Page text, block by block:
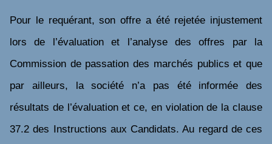
Pour le requérant, son offre a été rejetée injustement
lors de l’évaluation et l’analyse des offres par la
Commission de passation des marchés publics et que
par ailleurs, la société n’a pas été informée des
résultats de l’évaluation et ce, en violation de la clause
37.2 des Instructions aux Candidats. Au regard de ces